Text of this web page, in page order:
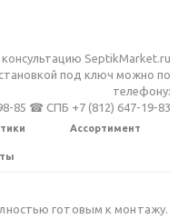
SeptikMarket.ru
под ключ можно по
телефону:
85 ☎ СПБ +7 (812) 647-19-83
Ассортимент
готовым к монтажу.